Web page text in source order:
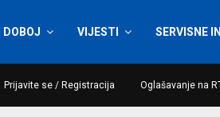
DOBOJ VIJESTI SERVISNE
Prijavite se / Registracija Oglašavanje na